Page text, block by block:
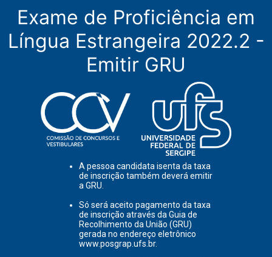
Exame de Proficiência em
Língua Estrangeira 2022.2 -
Emitir GRU
A pessoa candidata isenta da taxa
de inscrição também deverá emitir
a GRU.
Só será aceito pagamento da taxa
de inscrição através da Guia de
Recolhimento da União (GRU)
gerada no endereço eletrônico
www.posgrap.ufs.br.